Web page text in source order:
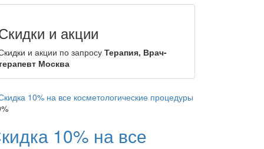
и акции
и акции по запросуТерапия, Врач-
Москва
10% на все